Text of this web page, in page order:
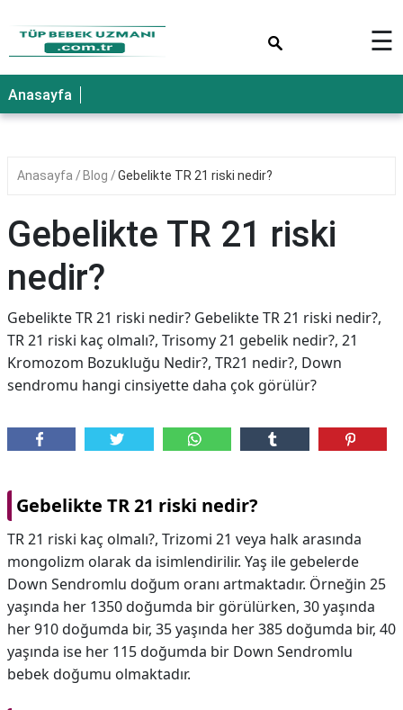
☰
Anasayfa
Anasayfa Blog Gebelikte TR 21 riski nedir?
Gebelikte TR 21 riski
nedir?
Gebelikte TR 21 riski nedir? Gebelikte TR 21 riski nedir?,
TR 21 riski kaç olmalı?, Trisomy 21 gebelik nedir?, 21
Kromozom Bozukluğu Nedir?, TR21 nedir?, Down
sendromu hangi cinsiyette daha çok görülür?
Gebelikte TR 21 riski nedir?
TR 21 riski kaç olmalı?, Trizomi 21 veya halk arasında
mongolizm olarak da isimlendirilir. Yaş ile gebelerde
Down Sendromlu doğum oranı artmaktadır. Örneğin 25
yaşında her 1350 doğumda bir görülürken, 30 yaşında
her 910 doğumda bir, 35 yaşında her 385 doğumda bir, 40
yaşında ise her 115 doğumda bir Down Sendromlu
bebek doğumu olmaktadır.